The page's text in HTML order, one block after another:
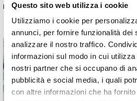
Questo sito web utilizza i cookie
Utilizziamo i cookie per
annunci, per fornire funzionalità dei
analizzare il nostro traffico.
informazioni sul modo in cui
nostri partner che si occupano di
pubblicità e social media, i quali
con altre informazioni che ha
INKAEDD2201